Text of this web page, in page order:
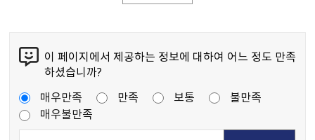
이 페이지에서 제공하는 정보에 대하여 어느 정도 만족
하셨습니까?
매우만족
만족 보통
불만족
매우불만족